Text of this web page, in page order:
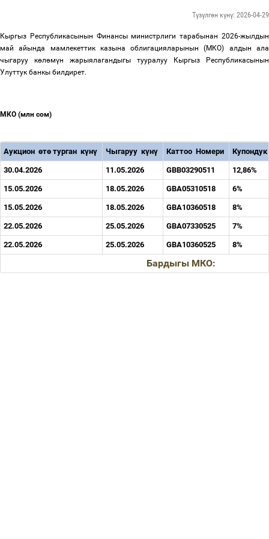
Түзүлгөн күнү: 2026-04-29
Кыргыз Республикасынын Финансы министрлиги тарабынан 2026-жылдын
май айында мамлекеттик казына облигацияларынын (МКО) алдын ала
чыгаруу көлөмүн жарыялагандыгы тууралуу Кыргыз Республикасынын
Улуттук банкы билдирет.
МКО (млн сом)
Аукцион өтө турган күнү Чыгаруу күнү Каттоо Номери
30.04.2026 11.05.2026 GBВ03290511 12,86%
15.05.2026 18.05.2026 GBA05310518 6%
15.05.2026 18.05.2026 GBA10360518 8%
22.05.2026 25.05.2026 GBA07330525 7%
22.05.2026 25.05.2026 GBA10360525 8%
Бардыгы МКО: